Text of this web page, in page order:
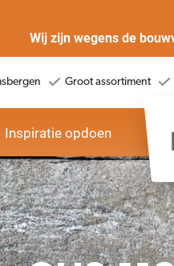
Wij zijn wegens de
Groot assortiment
Inspiratie opdoen